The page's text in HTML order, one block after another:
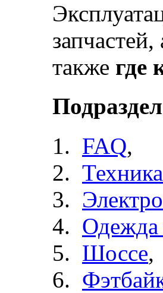
также где
FAQ,
Одежда
Шоссе,